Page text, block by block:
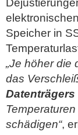
Speicher in
„Je höher die
das
schädigen“,